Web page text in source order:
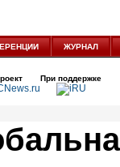
ЖУРНАЛ
При поддержке